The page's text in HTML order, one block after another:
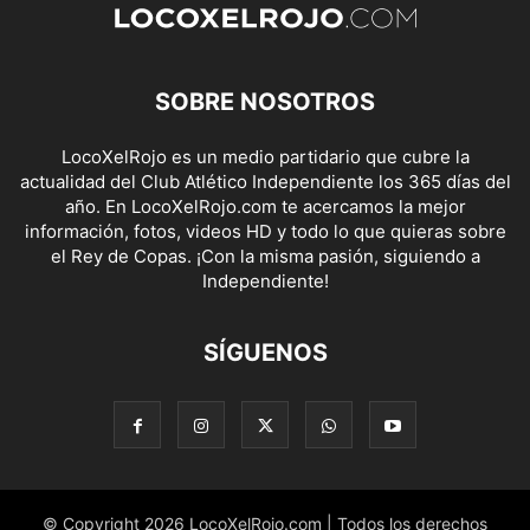
SOBRE NOSOTROS
LocoXelRojo es un medio partidario que cubre la
actualidad del Club Atlético Independiente los 365 días del
año. En LocoXelRojo.com te acercamos la mejor
información, fotos, videos HD y todo lo que quieras sobre
el Rey de Copas. ¡Con la misma pasión, siguiendo a
Independiente!
SÍGUENOS
© Copyright 2026 LocoXelRojo.com | Todos los derechos